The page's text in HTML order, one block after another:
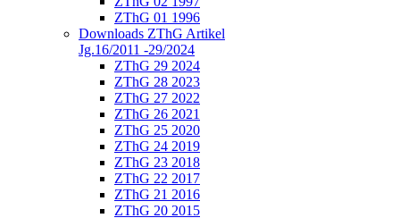
ZThG 01 1996
Downloads ZThG Artikel
Jg.16/2011 -29/2024
ZThG 29 2024
ZThG 28 2023
ZThG 27 2022
ZThG 26 2021
ZThG 25 2020
ZThG 24 2019
ZThG 23 2018
ZThG 22 2017
ZThG 21 2016
ZThG 20 2015